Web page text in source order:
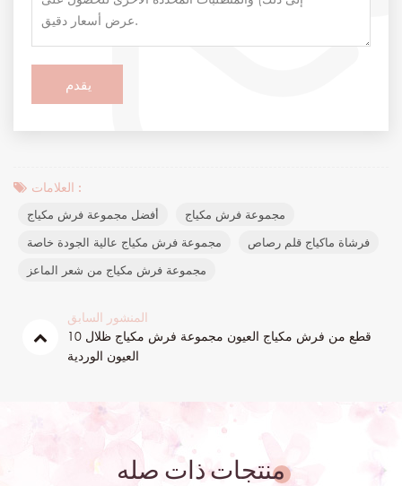
العلامات :
أفضل مجموعة فرش مكياج
مجموعة فرش مكياج
مجموعة فرش مكياج عالية الجودة خاصة
فرشاة ماكياج قلم رصاص
مجموعة فرش مكياج من شعر الماعز
المنشور السابق
10 قطع من فرش مكياج العيون مجموعة فرش مكياج ظلال
العيون الوردية
منتجات ذات صله